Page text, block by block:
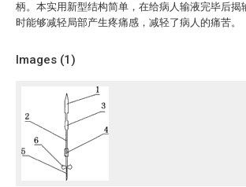
柄。本实用新型结构简单，在给病人输液完毕后揭
时能够减轻局部产生疼痛感，减轻了病人的痛苦。
Images (1)